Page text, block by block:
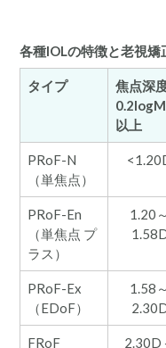
各種IOLの特徴と老視矯
タイプ
焦点深
以上
PRoF-N
（単焦点）
PRoF-En
（単焦点 プ
ラス）
1.20～
PRoF-Ex
（EDoF）
1.58～
FRoF
2.30D